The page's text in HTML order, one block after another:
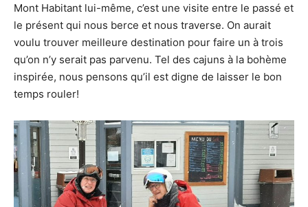
Mont Habitant lui-même, c’est une visite entre le passé et
le présent qui nous berce et nous traverse. On aurait
voulu trouver meilleure destination pour faire un à trois
qu’on n’y serait pas parvenu. Tel des cajuns à la bohème
inspirée, nous pensons qu’il est digne de laisser le bon
temps rouler!